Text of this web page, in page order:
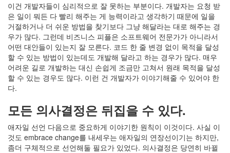
이건 개발자들이 심리적으로 잘 못하는 부분이다. 개발자는 요청 받
은 일이 뭐든 다 빨리 해주는 게 능력이라고 생각하기 때문에 일을
거절하거나 더 쉬운 방법을 찾기보다 그냥 해달라는 대로 해주는 경
우가 많다. 그런데 비즈니스 피플은 소프트웨어 전문가가 아니라서
어떤 대안들이 있는지 잘 모른다. 코드 한 줄 변경 없이 목적을 달성
할 수 있는 방법이 있는데도 개발해 달라고 하는 경우가 많다. 매우
어려운 길로 개발하는 대신 손쉽게 조금만 고쳐서 원래 목적을 달성
할 수 있는 경우도 많다. 이런 건 개발자가 이야기해줄 수 있어야 한
다.
모든 의사결정은 뒤집을 수 있다.
애자일 선언 다음으로 중요하게 이야기한 원칙이 이것이다. 사실 이
것도 embrace change를 내세우는 애자일의 연장선이기는 하지만,
좀더 구체적으로 선언해둘 필요가 있었다. 의사결정은 당연히 바뀔